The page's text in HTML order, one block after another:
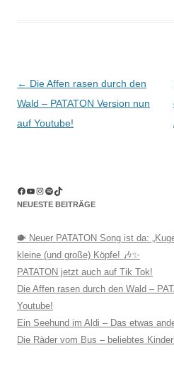
Beitragsnavigation
← Die Affen rasen durch den
Wald – PATATON Version nun
auf Youtube!
Facebook
YouTube
Instagram
Spotify
TikTok
NEUESTE BEITRÄGE
🐡 Neuer PATATON Song ist da:
kleine (und große) Köpfe! 🎶✨
PATATON jetzt auch auf Tik Tok!
Die Affen rasen durch den Wald –
Youtube!
Ein Seehund im Aldi – Das etwas
Die Räder vom Bus – beliebtes